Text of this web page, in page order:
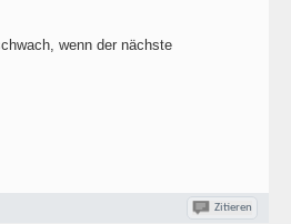
wenn der nächste
Zitieren